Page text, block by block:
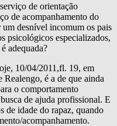
de orientação
de acompanhamento do
desnível incomum os pais
psicológicos especializados,
adequada?
10/04/2011,fl. 19, em
Realengo, é a de que ainda
o comportamento
de ajuda profissional. E
de idade do rapaz, quando
acompanhamento.